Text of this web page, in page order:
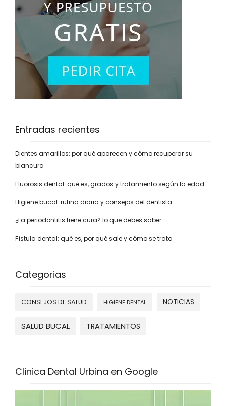
Entradas recientes
Dientes amarillos: por qué aparecen y cómo recuperar su
blancura
Fluorosis dental: qué es, grados y tratamiento según la edad
Higiene bucal: rutina diaria y consejos del dentista
¿La periodontitis tiene cura? lo que debes saber
Fístula dental: qué es, por qué sale y cómo se trata
Categorias
CONSEJOS DE SALUD HIGIENE DENTAL NOTICIAS
SALUD BUCAL TRATAMIENTOS
Clinica Dental Urbina en Google